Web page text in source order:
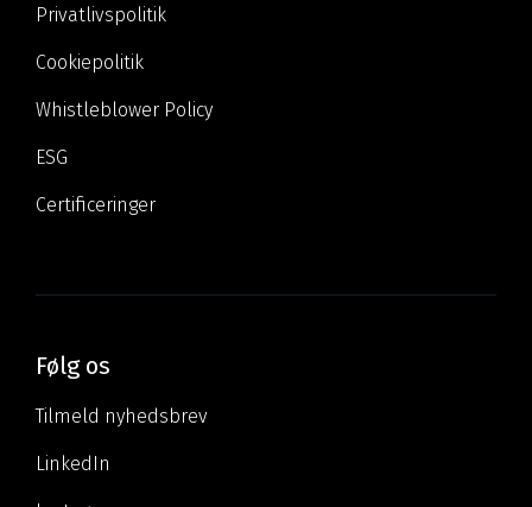
Privatlivspolitik
Cookiepolitik
Whistleblower Policy
ESG
Certificeringer
Følg os
Tilmeld nyhedsbrev
LinkedIn